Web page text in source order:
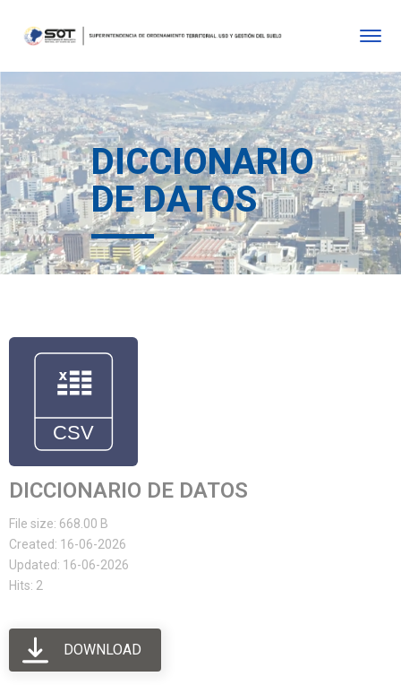
DICCIONARIO
DE DATOS
DICCIONARIO DE DATOS
File size: 668.00 B
Created: 16-06-2026
Updated: 16-06-2026
Hits: 2
DOWNLOAD